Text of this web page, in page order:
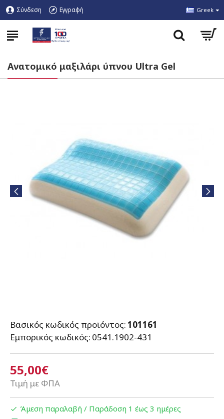
Σύνδεση Εγγραφή Greek
Ανατομικό μαξιλάρι ύπνου Ultra Gel
55,00€
Τιμή με ΦΠΑ
Βασικός κωδικός προϊόντος:101161
Εμπορικός κωδικός: 0541.1902-431
Άμεση παραλαβή / Παράδoση 1 έως 3 ημέρες